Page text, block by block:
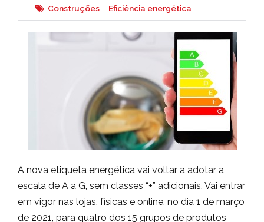
Construções Eficiência energética
A nova etiqueta energética vai voltar a adotar a
escala de A a G, sem classes “+” adicionais. Vai entrar
em vigor nas lojas, físicas e online, no dia 1 de março
de 2021, para quatro dos 15 grupos de produtos